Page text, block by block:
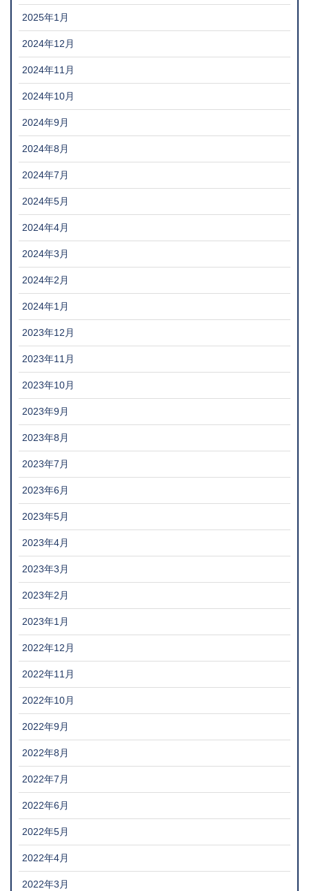
2025年1月
2024年12月
2024年11月
2024年10月
2024年9月
2024年8月
2024年7月
2024年5月
2024年4月
2024年3月
2024年2月
2024年1月
2023年12月
2023年11月
2023年10月
2023年9月
2023年8月
2023年7月
2023年6月
2023年5月
2023年4月
2023年3月
2023年2月
2023年1月
2022年12月
2022年11月
2022年10月
2022年9月
2022年8月
2022年7月
2022年6月
2022年5月
2022年4月
2022年3月